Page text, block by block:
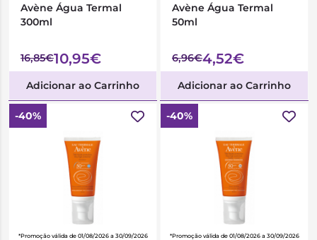
Avène Água Termal
300ml
16,85€10,95€
Adicionar ao Carrinho
Avène Água Termal
50ml
6,96€4,52€
Adicionar ao Carrinho
-40%
*Promoção válida de 01/08/2026 a 30/09/2026
-40%
*Promoção válida de 01/08/2026 a 30/09/2026